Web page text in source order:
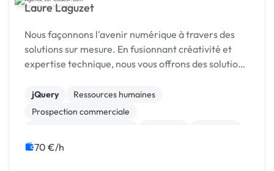
Laure Laguzet
Nous façonnons l'avenir numérique à travers des
solutions sur mesure. En fusionnant créativité et
expertise technique, nous vous offrons des solutions
Rejoignez-nous pour une expérience unique a...
jQuery
Ressources humaines
Prospection commerciale
Maintenance
70 €/h